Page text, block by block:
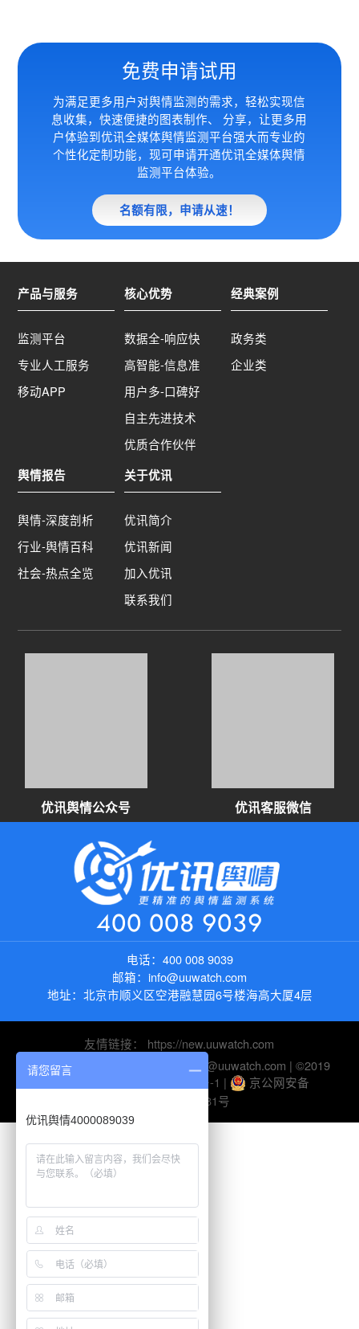
免费申请试用
为满足更多用户对舆情监测的需求，轻松实现信
息收集，快速便捷的图表制作、 分享，让更多用
户体验到优讯全媒体舆情监测平台强大而专业的
个性化定制功能，现可申请开通优讯全媒体舆情
监测平台体验。
名额有限，申请从速！
产品与服务
监测平台
专业人工服务
移动APP
核心优势
数据全-响应快
高智能-信息准
用户多-口碑好
自主先进技术
优质合作伙伴
经典案例
政务类
企业类
舆情报告
舆情-深度剖析
行业-舆情百科
社会-热点全览
关于优讯
优讯简介
优讯新闻
加入优讯
联系我们
优讯舆情公众号 优讯客服微信
400 008 9039
电话： 400 008 9039
邮箱： info@uuwatch.com
地址： 北京市顺义区空港融慧园6号楼海高大厦4层
友情链接： https://new.uuwatch.com
电话：010-82895510 | 邮箱：help@uuwatch.com | ©2019
UUWatch-
京ICP备10045116号-1 |
京公网安备
11010802026281号
请您留言
优讯舆情4000089039